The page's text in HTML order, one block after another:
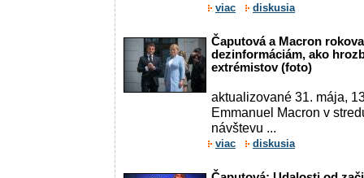
viac diskusia
Čaputová a Macron
dezinformáciám, ako
extrémistov (foto)
aktualizované 31. mája,
Emmanuel Macron v
návštevu ...
viac diskusia